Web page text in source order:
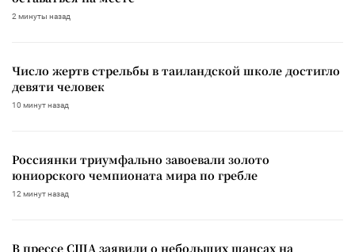
2 минуты назад
Число жертв стрельбы в таиландской школе достигло
девяти человек
10 минут назад
Россиянки триумфально завоевали золото
юниорского чемпионата мира по гребле
12 минут назад
В прессе США заявили о небольших шансах на